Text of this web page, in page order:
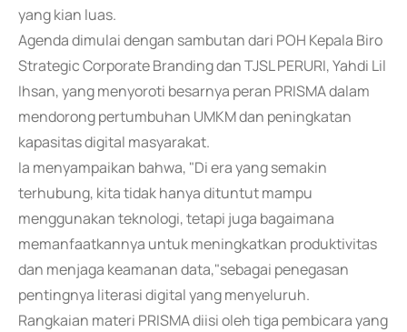
yang kian luas.
Agenda dimulai dengan sambutan dari POH Kepala Biro
Strategic Corporate Branding dan TJSL PERURI, Yahdi Lil
Ihsan, yang menyoroti besarnya peran PRISMA dalam
mendorong pertumbuhan UMKM dan peningkatan
kapasitas digital masyarakat.
Ia menyampaikan bahwa, "Di era yang semakin
terhubung, kita tidak hanya dituntut mampu
menggunakan teknologi, tetapi juga bagaimana
memanfaatkannya untuk meningkatkan produktivitas
dan menjaga keamanan data,"sebagai penegasan
pentingnya literasi digital yang menyeluruh.
Rangkaian materi PRISMA diisi oleh tiga pembicara yang